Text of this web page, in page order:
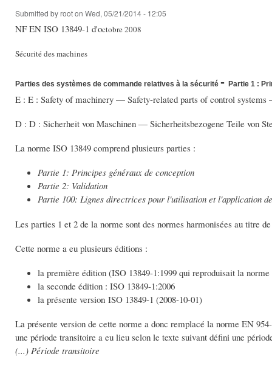
Submitted byrooton Wed, 05/21/2014 - 12:05
NF EN ISO 13849-1 d'octobre 2008
Sécurité des machines
Parties des systèmes de commande relatives à la sécurité - Partie 1 :
E : E : Safety of machinery — Safety-related parts of control
D : D : Sicherheit von Maschinen — Sicherheitsbezogene Teile von
La norme ISO 13849 comprend plusieurs parties :
Partie 1: Principes généraux de conception
Partie 2: Validation
Partie 100: Lignes directrices pour l'utilisation et l'application
Les parties 1 et 2 de la norme sont des normes harmonisées au titre
Cette norme a eu plusieurs éditions :
la première édition (ISO 13849-1:1999 qui reproduisait la
la seconde édition : ISO 13849-1:2006
la présente version ISO 13849-1 (2008-10-01)
La présente version de cette norme a donc remplacé la norme EN
une période transitoire a eu lieu selon le texte suivant défini une
(...) Période transitoire